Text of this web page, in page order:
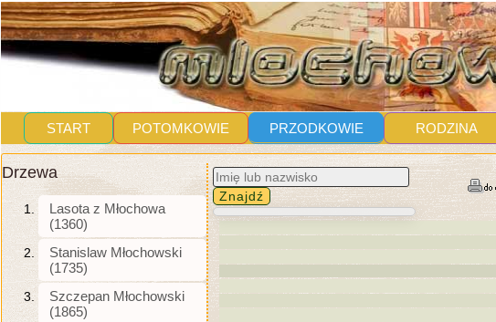
START POTOMKOWIE PRZODKOWIE RODZINA
Drzewa
Lasota z Młochowa
(1360)
Stanislaw Młochowski
(1735)
Szczepan Młochowski
(1865)